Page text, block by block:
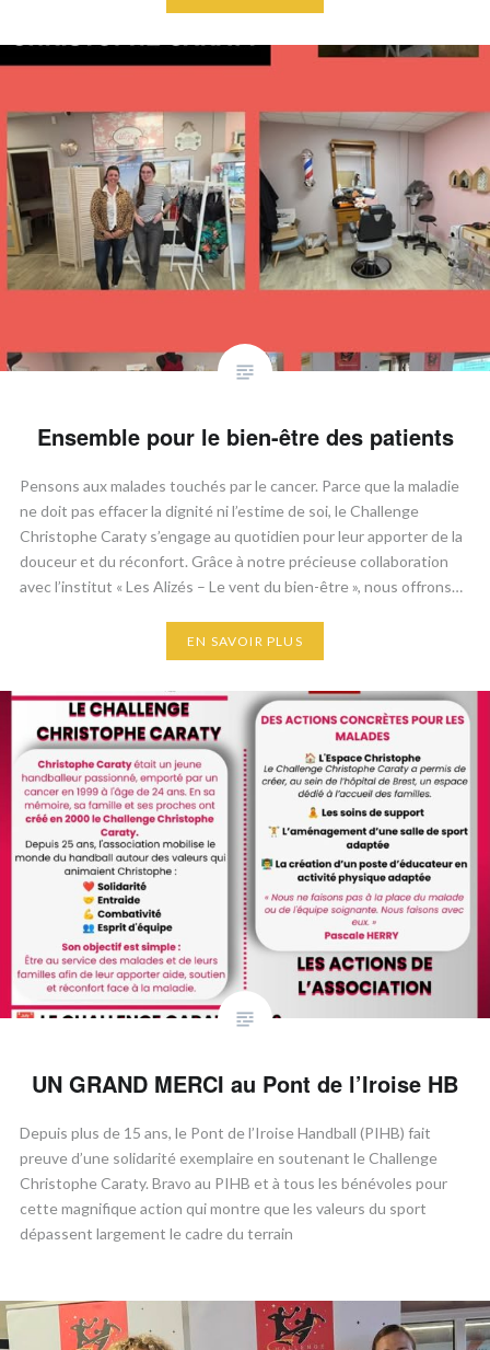
Ensemble pour le bien-être des patients
​Pensons aux malades touchés par le cancer. Parce que la maladie
ne doit pas effacer la dignité ni l’estime de soi, le Challenge
Christophe Caraty s’engage au quotidien pour leur apporter de la
douceur et du réconfort. ​Grâce à notre précieuse collaboration
avec l’institut « Les Alizés – Le vent du bien-être », nous offrons…
EN SAVOIR PLUS
UN GRAND MERCI au Pont de l’Iroise HB
​Depuis plus de 15 ans, le Pont de l’Iroise Handball (PIHB) fait
preuve d’une solidarité exemplaire en soutenant le Challenge
Christophe Caraty. ​Bravo au PIHB et à tous les bénévoles pour
cette magnifique action qui montre que les valeurs du sport
dépassent largement le cadre du terrain